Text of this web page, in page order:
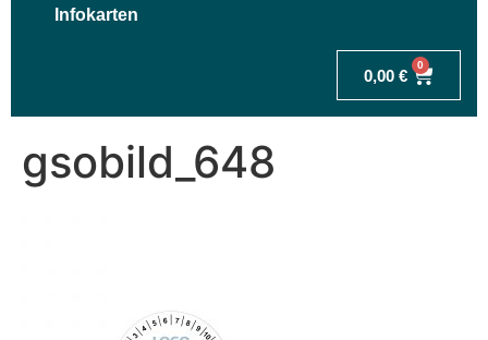
Infokarten
0,00 €
0
gsobild_648